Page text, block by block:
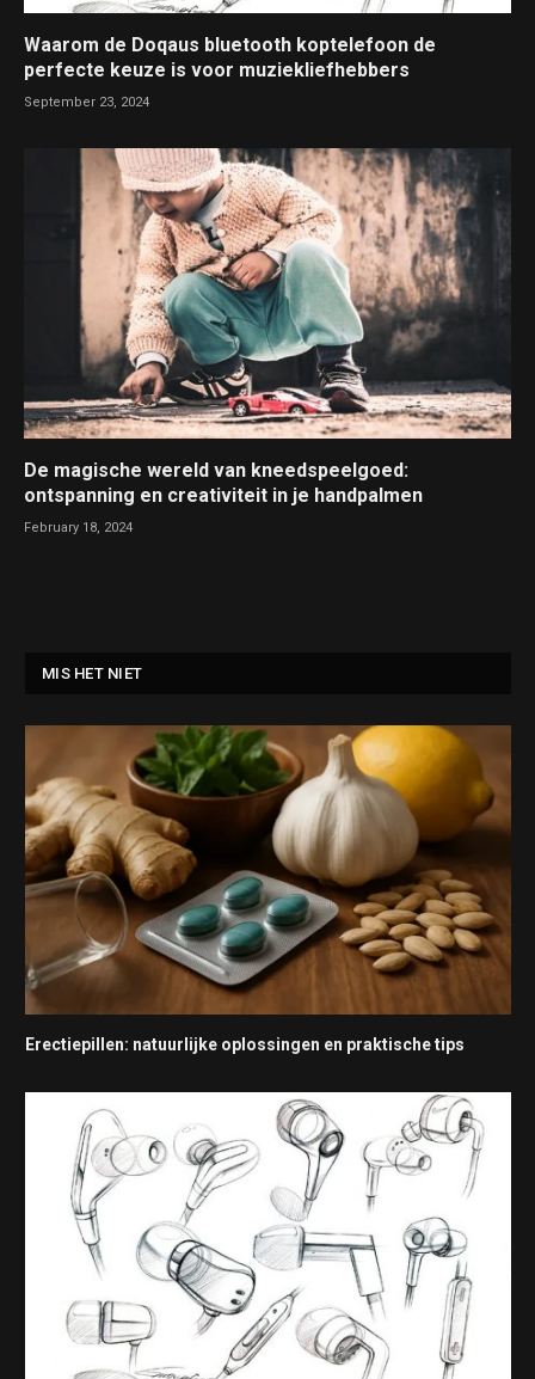
Waarom de Doqaus bluetooth koptelefoon de
perfecte keuze is voor muziekliefhebbers
September 23, 2024
De magische wereld van kneedspeelgoed:
ontspanning en creativiteit in je handpalmen
February 18, 2024
MIS HET NIET
Erectiepillen: natuurlijke oplossingen en praktische tips